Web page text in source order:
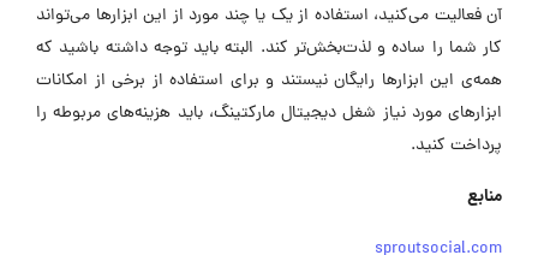
آن فعالیت می‌کنید، استفاده از یک یا چند مورد از این ابزارها می‌تواند
کار شما را ساده‌ و لذت‌بخش‌تر کند. البته باید توجه داشته باشید که
همه‌ی این ابزارها رایگان نیستند و برای استفاده از برخی از امکانات
ابزارهای مورد نیاز شغل دیجیتال مارکتینگ، باید هزینه‌های مربوطه را
پرداخت کنید.
منابع
sproutsocial.com